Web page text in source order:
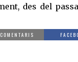
des del